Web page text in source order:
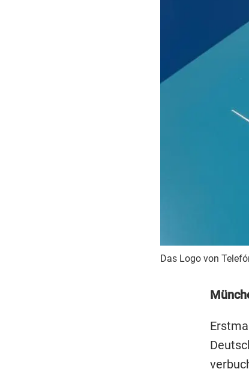
Das Logo von